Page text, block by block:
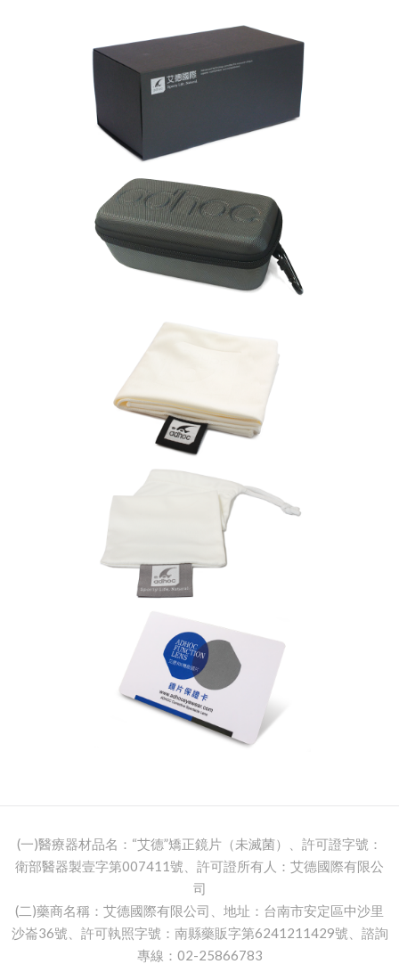
(一)醫療器材品名：“艾德”矯正鏡片（未滅菌）、許可證字號：
衛部醫器製壹字第007411號、許可證所有人：艾德國際有限公
司
(二)藥商名稱：艾德國際有限公司、地址：台南市安定區中沙里
沙崙36號、許可執照字號：南縣藥販字第6241211429號、諮詢
專線：02-25866783